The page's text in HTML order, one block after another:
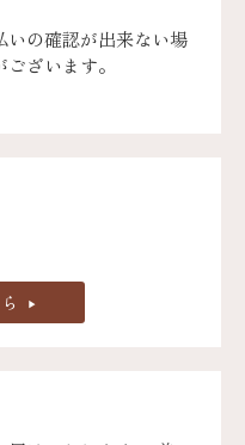
の確認が出来ない場
ざいます。